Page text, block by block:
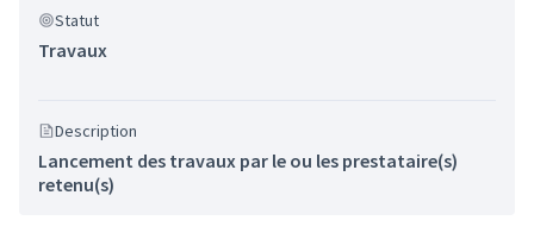
Statut
Travaux
Description
Lancement des travaux par le ou les prestataire(s)
retenu(s)